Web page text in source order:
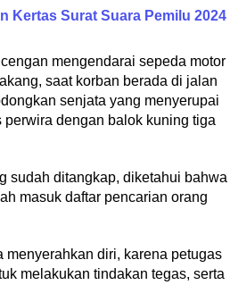
Kertas Surat Suara Pemilu 2024
mengendarai sepeda motor
saat korban berada di jalan
senjata yang menyerupai
perwira dengan balok kuning tiga
sudah ditangkap, diketahui bahwa
masuk daftar pencarian orang
menyerahkan diri, karena petugas
melakukan tindakan tegas, serta